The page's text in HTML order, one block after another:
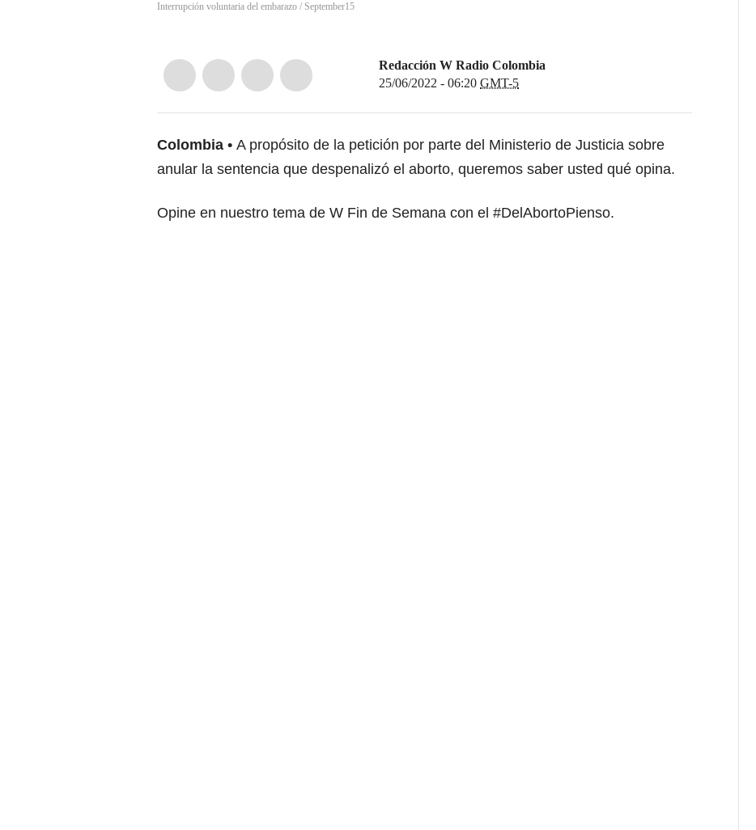
Interrupción voluntaria del embarazo / September15
Redacción W Radio Colombia
25/06/2022 - 06:20 GMT-5
Colombia
A propósito de la petición por parte del Ministerio de Justicia sobre
anular la sentencia que despenalizó el aborto, queremos saber usted qué opina.
Opine en nuestro tema de W Fin de Semana con el #DelAbortoPienso.